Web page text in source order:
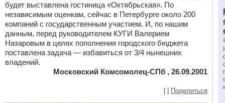
будет выставлена гостиница «Октябрьская». По
независимым оценкам, сейчас в Петербурге около 200
компаний с государственным участием. И, по нашим
данным, перед руководителем КУГИ Валерием
Назаровым в целях пополнения городского бюджета
поставлена задача — избавиться от 3/4 нынешних
владений.
Московский Комсомолец-СПб , 26.09.2001
Поделиться